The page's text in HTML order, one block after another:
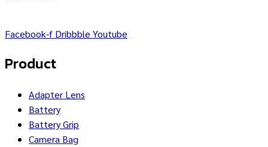
Facebook-f Dribbble Youtube
Product
Adapter Lens
Battery
Battery Grip
Camera Bag